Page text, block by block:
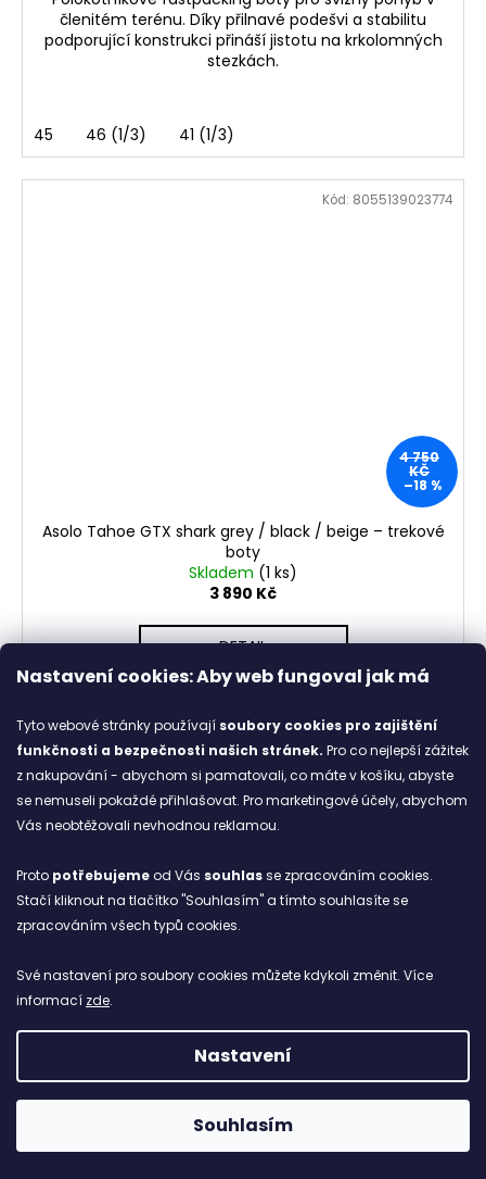
Nastavení cookies: Aby web fungoval jak má
Tyto webové stránky používají soubory cookies pro zajištění
funkčnosti a bezpečnosti našich stránek. Pro co nejlepší zážitek
z nakupování - abychom si pamatovali, co máte v košíku, abyste
se nemuseli pokaždé přihlašovat. Pro marketingové účely, abychom
Vás neobtěžovali nevhodnou reklamou.
Proto potřebujemeod Vás souhlasse zpracováním cookies.
Stačí kliknout na tlačítko "Souhlasím" a tímto souhlasíte se
zpracováním všech typů cookies.
Své nastavení pro soubory cookies můžete kdykoli změnit. Více
informací zde.
Nastavení
Souhlasím
členitém terénu. Díky přilnavé podešvi a stabilitu
podporující konstrukci přináší jistotu na krkolomných
stezkách.
45 46 (1/3) 41 (1/3)
4 750
KČ
–18 %
Asolo Tahoe GTX shark grey / black / beige – trekové
boty
Skladem (1 ks)
3 890 Kč
DETAIL
svižný pohyb v členitém terénu. Díky inovativní podešvi
a konstrukci podporující stabilitu získáš jistotu na
krkolomných stezkách.
42 45 46 47 46 (1/3)
Kód: 8055139023774
4 790
Kód:8055139025327